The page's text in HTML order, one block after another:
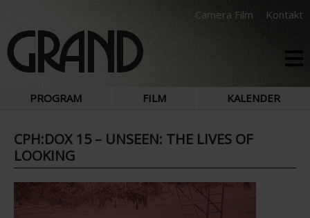
Camera Film Kontakt
PROGRAM FILM KALENDER
CPH:DOX 15 – UNSEEN: THE LIVES OF
LOOKING